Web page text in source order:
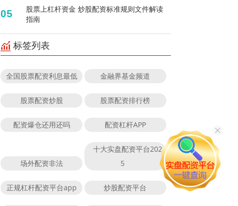
05
股票上杠杆资金 炒股配资标准规则文件解读
指南
标签列表
全国股票配资利息最低 金融界基金频道
股票配资炒股 股票配资排行榜
配资爆仓还用还吗 配资杠杆APP
场外配资非法
十大实盘配资平台202
5
正规杠杆配资平台app 炒股配资平台